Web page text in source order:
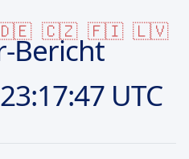
🇨🇿 🇫🇮 🇱🇻
Bericht
23:17:47 UTC